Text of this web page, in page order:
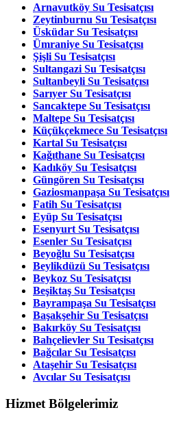
Arnavutköy Su Tesisatçısı
Zeytinburnu Su Tesisatçısı
Üsküdar Su Tesisatçısı
Ümraniye Su Tesisatçısı
Şişli Su Tesisatçısı
Sultangazi Su Tesisatçısı
Sultanbeyli Su Tesisatçısı
Sarıyer Su Tesisatçısı
Sancaktepe Su Tesisatçısı
Maltepe Su Tesisatçısı
Küçükçekmece Su Tesisatçısı
Kartal Su Tesisatçısı
Kağıthane Su Tesisatçısı
Kadıköy Su Tesisatçısı
Güngören Su Tesisatçısı
Gaziosmanpaşa Su Tesisatçısı
Fatih Su Tesisatçısı
Eyüp Su Tesisatçısı
Esenyurt Su Tesisatçısı
Esenler Su Tesisatçısı
Beyoğlu Su Tesisatçısı
Beylikdüzü Su Tesisatçısı
Beykoz Su Tesisatçısı
Beşiktaş Su Tesisatçısı
Bayrampaşa Su Tesisatçısı
Başakşehir Su Tesisatçısı
Bakırköy Su Tesisatçısı
Bahçelievler Su Tesisatçısı
Bağcılar Su Tesisatçısı
Ataşehir Su Tesisatçısı
Avcılar Su Tesisatçısı
Hizmet Bölgelerimiz